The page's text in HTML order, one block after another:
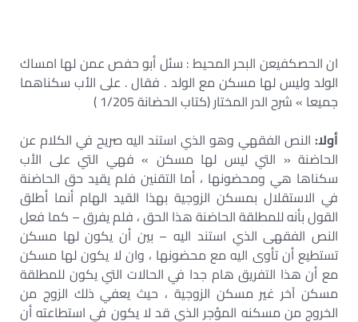
ان الحصكفيعن البحر المحيط : سئل أبو حفص عمن لها امساك
الولد وليس لها مسكن مع الولد . فقال . على الأب سكناهما
جميعا » شرح الدر المختار (کتاب الحضانة 1/205 )
أولا: النص الفقهي وهو الذي استند اليه صريح في الكلام عن
الحاضنة « التي ليس لها مسکن » فهي التي على الأب
سكناها هي ومحضونها ، أما التقنين فلم يقيد حق الحاضنة
في الاستقلال بمسكن الزوجية بهذا القيد الهام أنما أطلق
القول بأنه للمطلقة الحاضنة هذا الحق ، فلم يفرق – كما فعل
النص الفقهی الذي استند اليه – بين أن يكون لها مسكن
تستطيع أن تأوی اليه مع محضونها ، وان لا يكون لها مسكن
مع أن هذا التفريق هام جدا في الحالات التي يكون للمطلقة
مسكن آخر غير مسكن الزوجية ، حيث يعفي ذلك الزوج من
الخروج من مسكنه المؤجر الذي قد لا يكون في استطاعته أن